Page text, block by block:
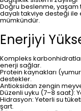
Doğru beslenme, yaşam
dayalı takviye desteği
mümkündür.
Enerjiyi
Kompleks
enerji sağlar.
Protein kaynakları
destekler.
Antioksidan zengin
Düzenli uyku (7–8 saat):
Hidrasyon: Yeterli su
şart.